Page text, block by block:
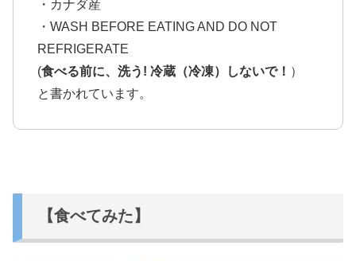
・カナダ産
・WASH BEFORE EATING AND DO NOT
REFRIGERATE
(食べる前に、洗う! 冷蔵（冷凍）しないで！ ）
と書かれています。
【食べてみた】